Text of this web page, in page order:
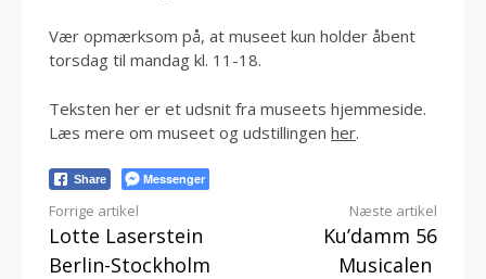
Vær opmærksom på, at museet kun holder åbent
torsdag til mandag kl. 11-18.
Teksten her er et udsnit fra museets hjemmeside.
Læs mere om museet og udstillingen her.
Share Messenger
Læs
videre
Forrige artikel
Lotte Laserstein
Berlin-Stockholm
Næste artikel
Ku’damm 56
Musicalen